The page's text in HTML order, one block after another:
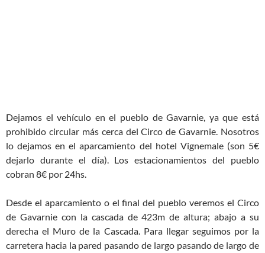
Dejamos el vehículo en el pueblo de Gavarnie, ya que está
prohibido circular más cerca del Circo de Gavarnie. Nosotros
lo dejamos en el aparcamiento del hotel Vignemale (son 5€
dejarlo durante el día). Los estacionamientos del pueblo
cobran 8€ por 24hs.
Desde el aparcamiento o el final del pueblo veremos el Circo
de Gavarnie con la cascada de 423m de altura; abajo a su
derecha el Muro de la Cascada. Para llegar seguimos por la
carretera hacia la pared pasando de largo pasando de largo de